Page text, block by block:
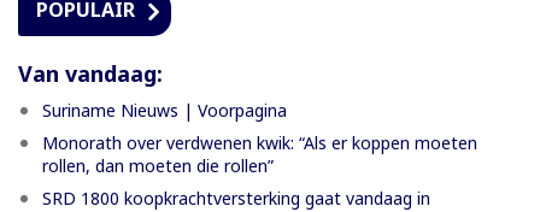
POPULAIR
Van vandaag:
Suriname Nieuws | Voorpagina
Monorath over verdwenen kwik: “Als er koppen moeten
rollen, dan moeten die rollen”
SRD 1800 koopkrachtversterking gaat vandaag in